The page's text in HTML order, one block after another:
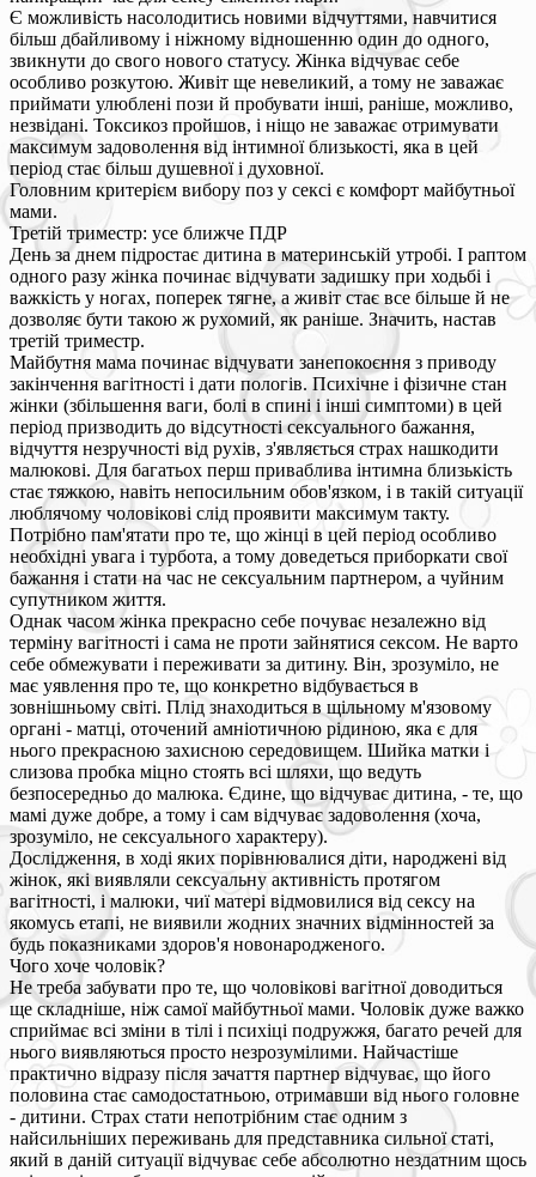
Є можливість насолодитись новими відчуттями, навчитися
більш дбайливому і ніжному відношенню один до одного,
звикнути до свого нового статусу. Жінка відчуває себе
особливо розкутою. Живіт ще невеликий, а тому не заважає
приймати улюблені пози й пробувати інші, раніше, можливо,
незвідані. Токсикоз пройшов, і ніщо не заважає отримувати
максимум задоволення від інтимної близькості, яка в цей
період стає більш душевної і духовної.
Головним критерієм вибору поз у сексі є комфорт майбутньої
мами.
Третій триместр: усе ближче ПДР
День за днем підростає дитина в материнській утробі. І раптом
одного разу жінка починає відчувати задишку при ходьбі і
важкість у ногах, поперек тягне, а живіт стає все більше й не
дозволяє бути такою ж рухомий, як раніше. Значить, настав
третій триместр.
Майбутня мама починає відчувати занепокоєння з приводу
закінчення вагітності і дати пологів. Психічне і фізичне стан
жінки (збільшення ваги, болі в спині і інші симптоми) в цей
період призводить до відсутності сексуального бажання,
відчуття незручності від рухів, з'являється страх нашкодити
малюкові. Для багатьох перш приваблива інтимна близькість
стає тяжкою, навіть непосильним обов'язком, і в такій ситуації
люблячому чоловікові слід проявити максимум такту.
Потрібно пам'ятати про те, що жінці в цей період особливо
необхідні увага і турбота, а тому доведеться приборкати свої
бажання і стати на час не сексуальним партнером, а чуйним
супутником життя.
Однак часом жінка прекрасно себе почуває незалежно від
терміну вагітності і сама не проти зайнятися сексом. Не варто
себе обмежувати і переживати за дитину. Він, зрозуміло, не
має уявлення про те, що конкретно відбувається в
зовнішньому світі. Плід знаходиться в щільному м'язовому
органі - матці, оточений амніотичною рідиною, яка є для
нього прекрасною захисною середовищем. Шийка матки і
слизова пробка міцно стоять всі шляхи, що ведуть
безпосередньо до малюка. Єдине, що відчуває дитина, - те, що
мамі дуже добре, а тому і сам відчуває задоволення (хоча,
зрозуміло, не сексуального характеру).
Дослідження, в ході яких порівнювалися діти, народжені від
жінок, які виявляли сексуальну активність протягом
вагітності, і малюки, чиї матері відмовилися від сексу на
якомусь етапі, не виявили жодних значних відмінностей за
будь показниками здоров'я новонародженого.
Чого хоче чоловік?
Не треба забувати про те, що чоловікові вагітної доводиться
ще складніше, ніж самої майбутньої мами. Чоловік дуже важко
сприймає всі зміни в тілі і психіці подружжя, багато речей для
нього виявляються просто незрозумілими. Найчастіше
практично відразу після зачаття партнер відчуває, що його
половина стає самодостатньою, отримавши від нього головне
- дитини. Страх стати непотрібним стає одним з
найсильніших переживань для представника сильної статі,
який в даній ситуації відчуває себе абсолютно нездатним щось